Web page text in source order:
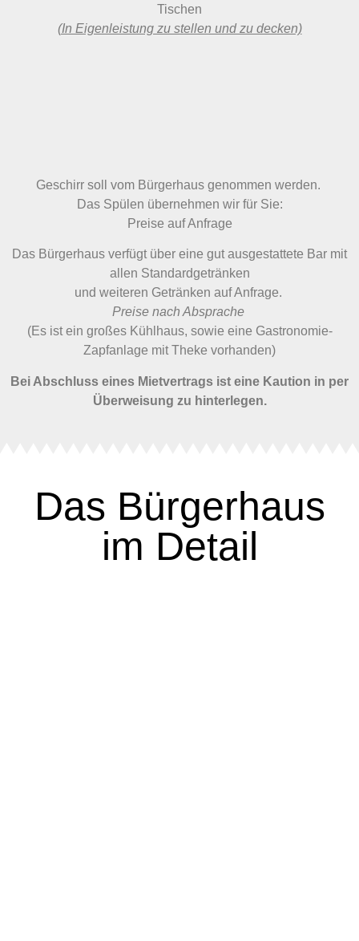
Tischen
(In Eigenleistung zu stellen und zu decken)
Geschirr soll vom Bürgerhaus genommen werden.
Das Spülen übernehmen wir für Sie:
Preise auf Anfrage
Das Bürgerhaus verfügt über eine gut ausgestattete Bar mit
allen Standardgetränken
und weiteren Getränken auf Anfrage.
Preise nach Absprache
(Es ist ein großes Kühlhaus, sowie eine Gastronomie-
Zapfanlage mit Theke vorhanden)
Bei Abschluss eines Mietvertrags ist eine Kaution in per
Überweisung zu hinterlegen.
Das Bürgerhaus
im Detail